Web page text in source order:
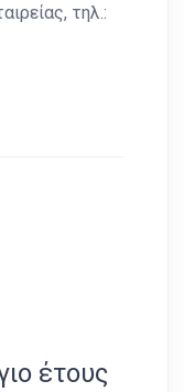
τηλ.:
έτους